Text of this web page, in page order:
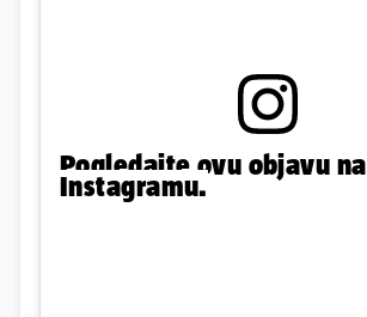
Pogledajte ovu objavu na
Instagramu.